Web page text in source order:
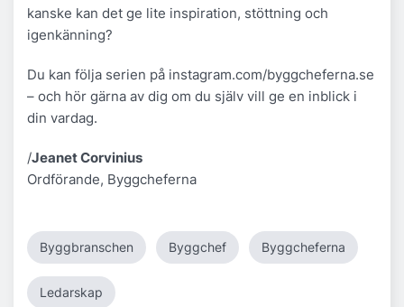
kanske kan det ge lite inspiration, stöttning och
igenkänning?
Du kan följa serien på instagram.com/byggcheferna.se
– och hör gärna av dig om du själv vill ge en inblick i
din vardag.
/Jeanet Corvinius
Ordförande, Byggcheferna
Byggbranschen Byggchef Byggcheferna
Ledarskap